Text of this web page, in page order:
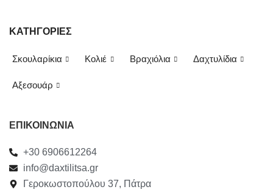
ΚΑΤΗΓΟΡΙΕΣ
Σκουλαρίκια Κολιέ Βραχιόλια Δαχτυλίδια
Αξεσουάρ
ΕΠΙΚΟΙΝΩΝΙΑ
+30 6906612264
info@daxtilitsa.gr
Γεροκωστοπούλου 37, Πάτρα